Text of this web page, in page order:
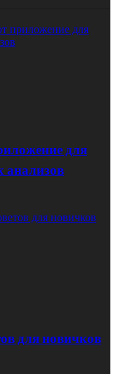
для
анализов
для новичков